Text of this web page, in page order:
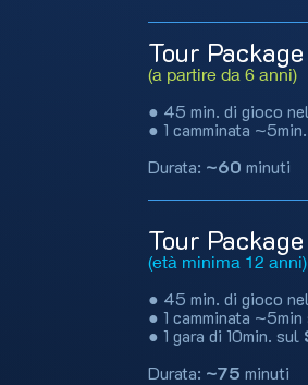
Tour
(a partire da 6 anni)
● 45 min. di gioco
● 1 camminata
Durata: ~60 minuti
Tour
(età minima 12 anni)
● 45 min. di gioco
● 1 camminata
● 1 gara di 10min. sul
Durata: ~75 minuti